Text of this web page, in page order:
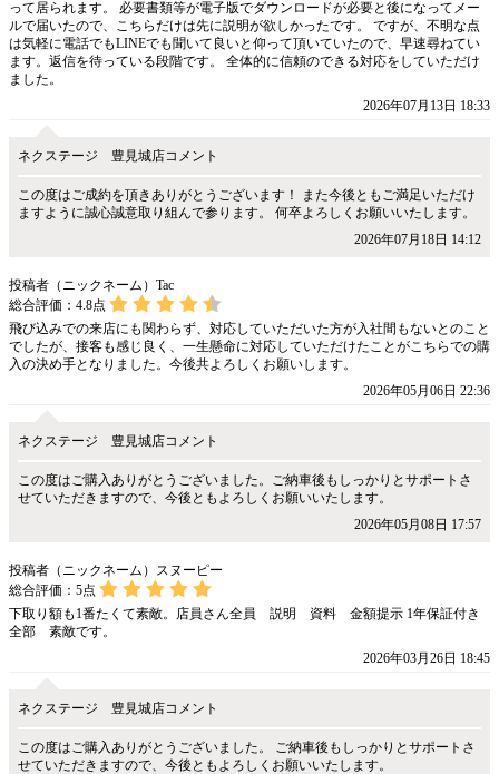
って居られます。 必要書類等が電子版でダウンロードが必要と後になってメー
ルで届いたので、こちらだけは先に説明が欲しかったです。 ですが、不明な点
は気軽に電話でもLINEでも聞いて良いと仰って頂いていたので、早速尋ねてい
ます。返信を待っている段階です。 全体的に信頼のできる対応をしていただけ
ました。
2026年07月13日 18:33
ネクステージ 豊見城店コメント
この度はご成約を頂きありがとうございます！ また今後ともご満足いただけ
ますように誠心誠意取り組んで参ります。 何卒よろしくお願いいたします。
2026年07月18日 14:12
投稿者（ニックネーム）Tac
総合評価： 4.8点
飛び込みでの来店にも関わらず、対応していただいた方が入社間もないとのこと
でしたが、接客も感じ良く、一生懸命に対応していただけたことがこちらでの購
入の決め手となりました。今後共よろしくお願いします。
2026年05月06日 22:36
ネクステージ 豊見城店コメント
この度はご購入ありがとうございました。ご納車後もしっかりとサポートさ
せていただきますので、今後ともよろしくお願いいたします。
2026年05月08日 17:57
投稿者（ニックネーム）スヌーピー
総合評価： 5点
下取り額も1番たくて素敵。店員さん全員 説明 資料 金額提示 1年保証付き
全部 素敵です。
2026年03月26日 18:45
ネクステージ 豊見城店コメント
この度はご購入ありがとうございました。 ご納車後もしっかりとサポートさ
せていただきますので、今後ともよろしくお願いいたします。